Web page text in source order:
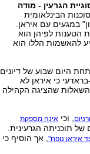
הגרעין - מודה
הבינלאומית
במגעים עם איראן.
הטענות לפיהן הוא
להאשמות הללו הוא
היום שבוע של דיונים
כי איראן לא
שהציגה הקהילה
, וכי אינה מספקת
תוכניתה הגרעינית.
איראן נופח", אך הוסיף כי